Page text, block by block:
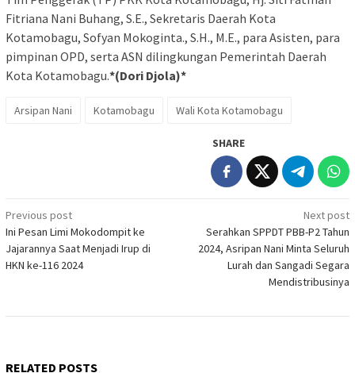
Fitriana Nani Buhang, S.E., Sekretaris Daerah Kota
Kotamobagu, Sofyan Mokoginta., S.H., M.E., para Asisten, para
pimpinan OPD, serta ASN dilingkungan Pemerintah Daerah
Kota Kotamobagu.*(Dori Djola)*
Arsipan Nani Kotamobagu Wali Kota Kotamobagu
SHARE
Post
navigation
Previous post
Ini Pesan Limi Mokodompit ke
Jajarannya Saat Menjadi Irup di
HKN ke-116 2024
Next post
Serahkan SPPDT PBB-P2 Tahun
2024, Asripan Nani Minta Seluruh
Lurah dan Sangadi Segara
Mendistribusinya
RELATED POSTS